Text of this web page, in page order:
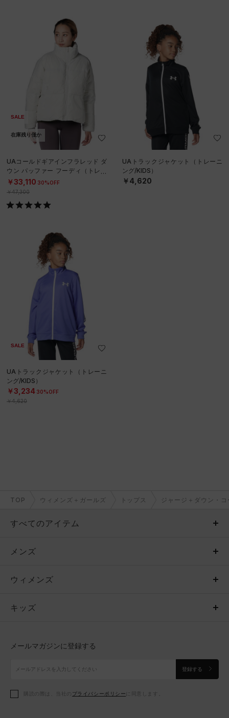
SALE
在庫残り僅か
UAコールドギアインフラレッド ダ
ウン パッファー フーディ（トレー
ニング/WOMEN）
￥33,110 30%OFF
￥47,300
UAトラックジャケット（トレーニ
ング/KIDS）
￥4,620
SALE
UAトラックジャケット（トレーニ
ング/KIDS）
￥3,234 30%OFF
￥4,620
TOP ウィメンズ＋ガールズ トップス ジャージ＋ダウン・コ
すべてのアイテム
メンズ
ウィメンズ
キッズ
アクセサリー
メンズ
トップス
ボトムス
アクセサリー
ウィメンズ
トップス
シューズ
アクセサリー
キッズ
シューズ
メールマガジンに登録する
登録する
購読の際は、当社の プライバシーポリシー に同意します。